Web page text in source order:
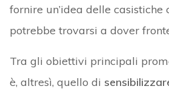
fornire un’idea delle casistiche
potrebbe trovarsi a dover
Tra gli obiettivi principali
è, altresì, quello di